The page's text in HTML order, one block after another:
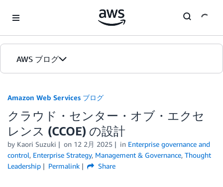
AWS ブログ
カテゴリ
エディション
Amazon Web Services ブログ
クラウド・センター・オブ・エクセ
レンス (CCOE) の設計
by Kaori Suzuki on 12 2月 2025 in Enterprise governance and
control, Enterprise Strategy, Management & Governance, Thought
Leadership
Permalink Share